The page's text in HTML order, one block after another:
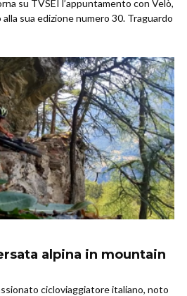
su TVSEI l’appuntamento con Velò,
sua edizione numero 30. Traguardo
alpina in mountain
cicloviaggiatore italiano, noto